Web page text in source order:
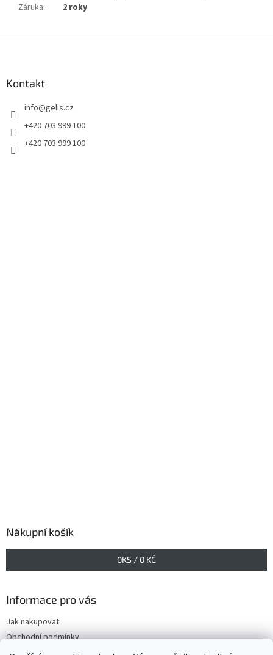
Záruka: 2 roky
Kontakt
info@gelis.cz
+420 703 999 100
+420 703 999 100
Nákupní košík
0KS / 0 KČ
Informace pro vás
Jak nakupovat
Obchodní podmínky